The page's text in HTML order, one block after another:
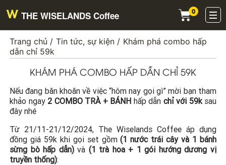
content
THE WISELANDS Coffee 0
Trang chủ Tin tức, sự kiện
Khám phá combo hấp
dẫn chỉ 59k
KHÁM PHÁ COMBO HẤP DẪN CHỈ 59K
Nếu đang băn khoăn về việc “hôm nay gọi gì” mời bạn tham
khảo ngay 2 COMBO TRÀ + BÁNH hấp dẫn chỉ với 59k sau
đây nhé
Từ 21/11-21/12/2024, The Wiselands Coffee áp dụng
đồng giá 59k khi gọi set gồm(1 nước trái cây và 1 bánh
sừng bò hấp dẫn)và (1 trà hoa + 1 gói hướng dương vị
truyền thống):